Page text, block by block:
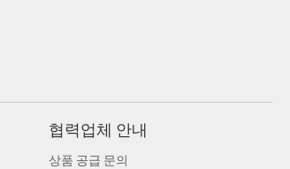
협력업체 안내
상품 공급 문의